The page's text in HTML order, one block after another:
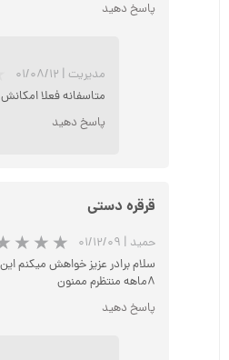
★★★★★
پاسخ دهید
مدیریت | ۰۱/۰۸/۱۲
متاسفانه فعلا
پاسخ دهید
قرقره دستی
حمید | ۰۱/۱۲/۰۹
سلام برادر عزیز خواهش میکنم
۸ماهه منتظرم ممنون
پاسخ دهید